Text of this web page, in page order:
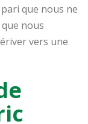
que nous ne
nous
vers une